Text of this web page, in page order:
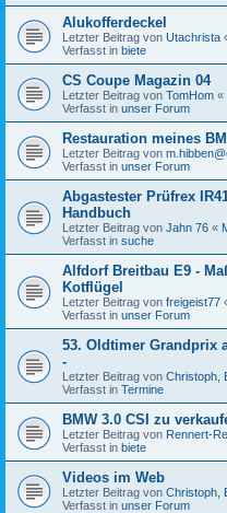
Alukofferdeckel
Letzter Beitrag von Utachrista
Verfasst in biete
CS Coupe Magazin 04
Letzter Beitrag von TomHom «
Verfasst in unser Forum
Restauration meines
Letzter Beitrag von
Verfasst in unser Forum
Abgastester Prüfrex
Handbuch
Letzter Beitrag von Jahn 76 «
Verfasst in suche
Alfdorf Breitbau E9 -
Kotflügel
Letzter Beitrag von freigeist77
Verfasst in unser Forum
53. Oldtimer Grandprix
-
Letzter Beitrag von Christoph,
Verfasst in Termine
BMW 3.0 CSI zu
Letzter Beitrag von Rennert-
Verfasst in biete
Videos im Web
Letzter Beitrag von Christoph,
Verfasst in unser Forum